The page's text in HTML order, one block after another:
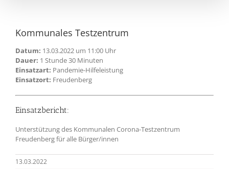
Kommunales Testzentrum
Datum: 13.03.2022 um 11:00 Uhr
Dauer: 1 Stunde 30 Minuten
Einsatzart: Pandemie-Hilfeleistung
Einsatzort: Freudenberg
Einsatzbericht:
Unterstützung des Kommunalen Corona-Testzentrum
Freudenberg für alle Bürger/innen
13.03.2022